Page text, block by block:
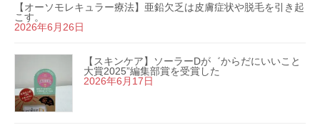
【オーソモレキュラー療法】亜鉛欠乏は皮膚症状や脱毛を引き起
こす。
2026年6月26日
【スキンケア】ソーラーDが゛からだにいいこと
大賞2025”編集部賞を受賞した
2026年6月17日